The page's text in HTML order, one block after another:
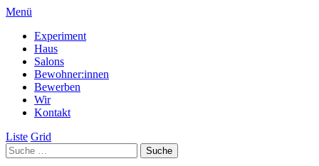
Menü
Experiment
Haus
Salons
Bewohner:innen
Bewerben
Wir
Kontakt
Liste Grid